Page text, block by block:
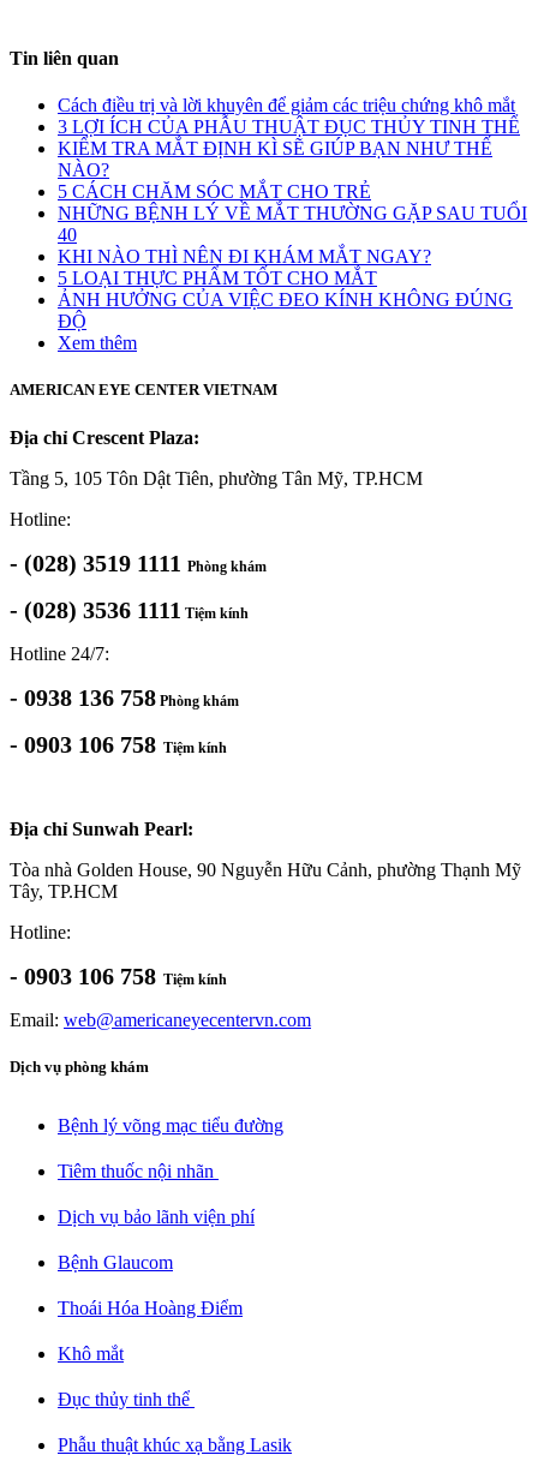
Tin liên quan
Cách điều trị và lời khuyên để giảm các triệu chứng khô mắt
3 LỢI ÍCH CỦA PHẪU THUẬT ĐỤC THỦY TINH THỂ
KIỂM TRA MẮT ĐỊNH KÌ SẼ GIÚP BẠN NHƯ THẾ
NÀO?
5 CÁCH CHĂM SÓC MẮT CHO TRẺ
NHỮNG BỆNH LÝ VỀ MẮT THƯỜNG GẶP SAU TUỔI
40
KHI NÀO THÌ NÊN ĐI KHÁM MẮT NGAY?
5 LOẠI THỰC PHẨM TỐT CHO MẮT
ẢNH HƯỞNG CỦA VIỆC ĐEO KÍNH KHÔNG ĐÚNG
ĐỘ
Xem thêm
AMERICAN EYE CENTER VIETNAM
Địa chỉ Crescent Plaza:
Tầng 5, 105 Tôn Dật Tiên, phường Tân Mỹ, TP.HCM
Hotline:
- (028) 3519 1111 Phòng khám
- (028) 3536 1111 Tiệm kính
Hotline 24/7:
- 0938 136 758 Phòng khám
- 0903 106 758 Tiệm kính
Địa chỉ Sunwah Pearl:
Tòa nhà Golden House, 90 Nguyễn Hữu Cảnh, phường Thạnh Mỹ
Tây, TP.HCM
Hotline:
- 0903 106 758 Tiệm kính
Email: web@americaneyecentervn.com
Dịch vụ phòng khám
Bệnh lý võng mạc tiểu đường​
Tiêm thuốc nội nhãn ​
Dịch vụ bảo lãnh viện phí​
Bệnh Glaucom​
Thoái Hóa Hoàng Điểm​
Khô mắt​
Đục thủy tinh thể ​
Phẫu thuật khúc xạ bằng Lasik​